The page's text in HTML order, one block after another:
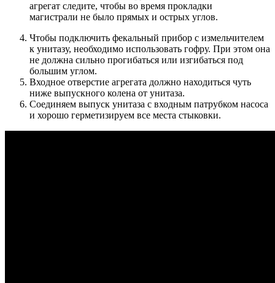
агрегат следите, чтобы во время прокладки
магистрали не было прямых и острых углов.
Чтобы подключить фекальный прибор с измельчителем
к унитазу, необходимо использовать гофру. При этом она
не должна сильно прогибаться или изгибаться под
большим углом.
Входное отверстие агрегата должно находиться чуть
ниже выпускного колена от унитаза.
Соединяем выпуск унитаза с входным патрубком насоса
и хорошо герметизируем все места стыковки.